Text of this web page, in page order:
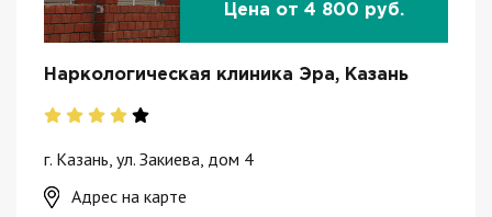
Цена от 4 800 руб.
Наркологическая клиника Эра, Казань
г. Казань, ул. Закиева, дом 4
Адрес на карте